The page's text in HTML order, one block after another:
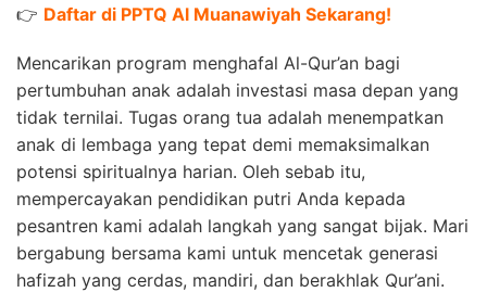
👉 Daftar di PPTQ Al Muanawiyah Sekarang!
Mencarikan program menghafal Al-Qur’an bagi
pertumbuhan anak adalah investasi masa depan yang
tidak ternilai. Tugas orang tua adalah menempatkan
anak di lembaga yang tepat demi memaksimalkan
potensi spiritualnya harian. Oleh sebab itu,
mempercayakan pendidikan putri Anda kepada
pesantren kami adalah langkah yang sangat bijak. Mari
bergabung bersama kami untuk mencetak generasi
hafizah yang cerdas, mandiri, dan berakhlak Qur’ani.